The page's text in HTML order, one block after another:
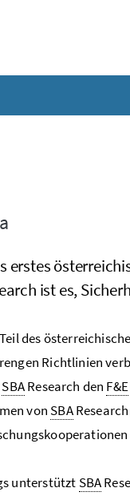
erstes
ist es,
des
Richtlinien
SBAResearch den F&E
von SBA
unterstützt SBA